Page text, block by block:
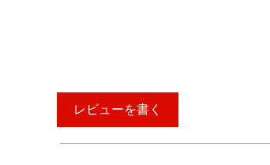
レビューを書く